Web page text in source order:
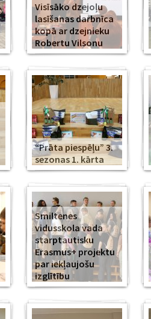
Visīsāko dzejoļu
lasīšanas darbnīca
kopā ar dzejnieku
Robertu Vilsonu
“Prāta piespēļu” 3.
sezonas 1. kārta
Smiltenes
vidusskola vada
starptautisku
Erasmus+ projektu
par iekļaujošu
izglītību